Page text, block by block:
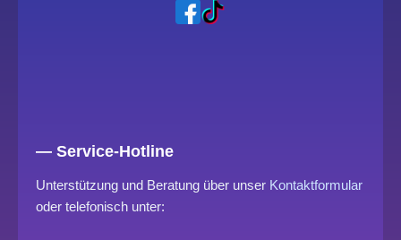
— Service-Hotline
Unterstützung und Beratung über unser Kontaktformular
oder telefonisch unter: